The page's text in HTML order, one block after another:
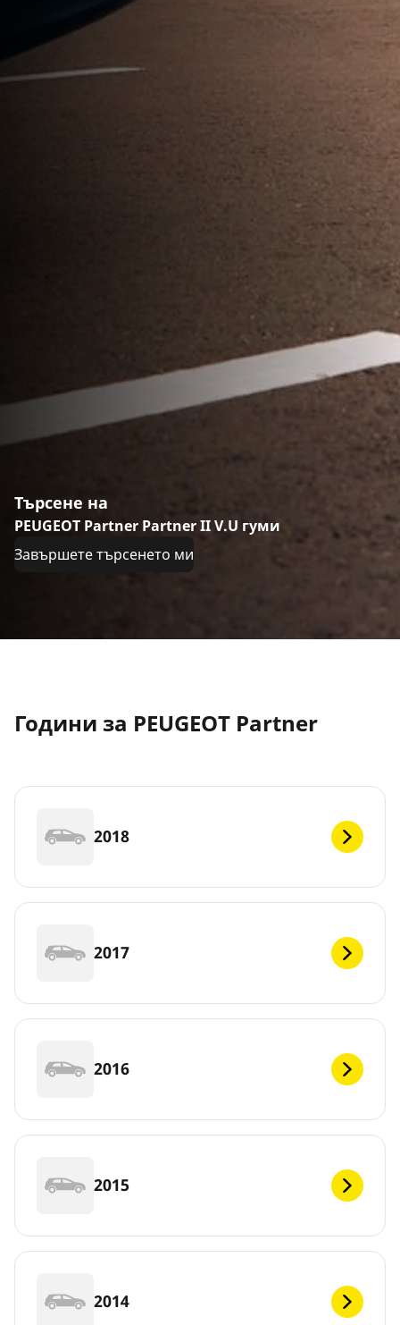
Търсене на
PEUGEOT Partner Partner II V.U гуми
Завършете търсенето ми
Години за PEUGEOT Partner
2018
2017
2016
2015
2014